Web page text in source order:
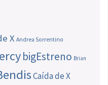
X Andrea Sorrentino
bigEstreno Brian
Caída de X